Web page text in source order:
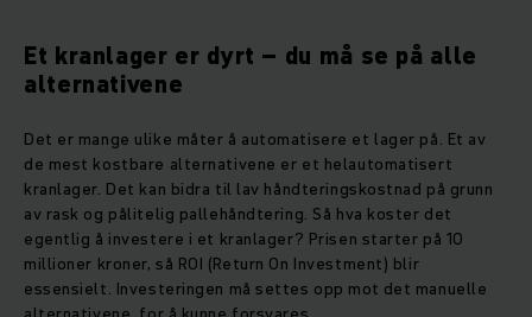
Et kranlager er dyrt – du må se på alle
alternativene
Det er mange ulike måter å automatisere et lager på. Et av
de mest kostbare alternativene er et helautomatisert
kranlager. Det kan bidra til lav håndteringskostnad på grunn
av rask og pålitelig pallehåndtering. Så hva koster det
egentlig å investere i et kranlager? Prisen starter på 10
millioner kroner, så ROI (Return On Investment) blir
essensielt. Investeringen må settes opp mot det manuelle